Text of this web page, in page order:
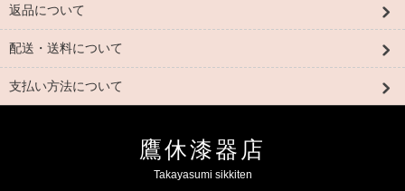
返品について
配送・送料について
支払い方法について
鷹休漆器店
Takayasumi sikkiten